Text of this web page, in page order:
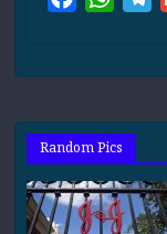
e
o
o
k
t
A
p
p
e
a
m
Random Pics